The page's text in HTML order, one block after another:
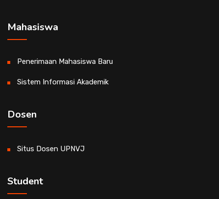
Mahasiswa
Penerimaan Mahasiswa Baru
Sistem Informasi Akademik
Dosen
Situs Dosen UPNVJ
Student